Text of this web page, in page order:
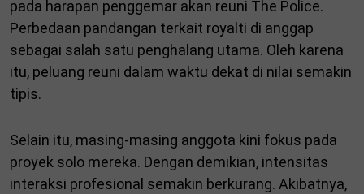
pada harapan penggemar akan reuni The Police.
Perbedaan pandangan terkait royalti di anggap
sebagai salah satu penghalang utama. Oleh karena
itu, peluang reuni dalam waktu dekat di nilai semakin
tipis.
Selain itu, masing-masing anggota kini fokus pada
proyek solo mereka. Dengan demikian, intensitas
interaksi profesional semakin berkurang. Akibatnya,